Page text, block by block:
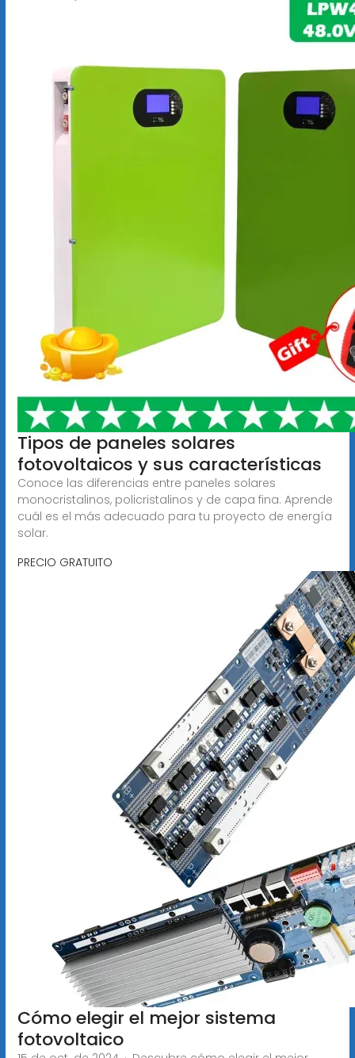
Tipos de paneles solares
fotovoltaicos y sus características
Conoce las diferencias entre paneles solares
monocristalinos, policristalinos y de capa fina. Aprende
cuál es el más adecuado para tu proyecto de energía
solar.
PRECIO GRATUITO
Cómo elegir el mejor sistema
fotovoltaico